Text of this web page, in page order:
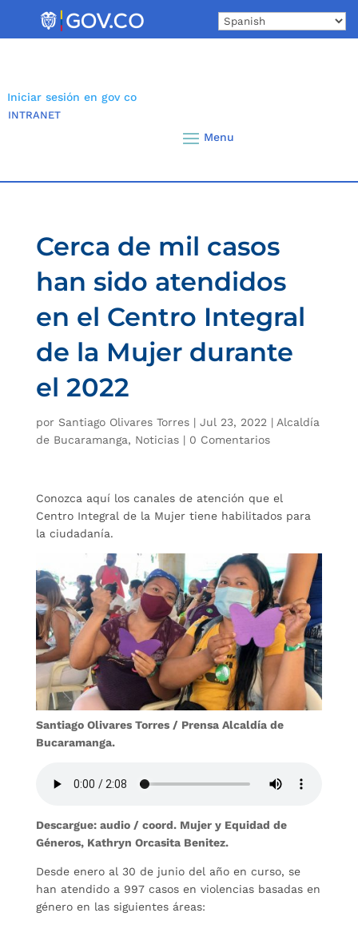
Iniciar sesión en gov co
INTRANET
Cerca de mil casos
han sido atendidos
en el Centro Integral
de la Mujer durante
el 2022
por Santiago Olivares Torres| Jul 23, 2022 | Alcaldía
de Bucaramanga, Noticias| 0 Comentarios
Conozca aquí los canales de atención que el
Centro Integral de la Mujer tiene habilitados para
la ciudadanía.
Santiago Olivares Torres / Prensa Alcaldía de
Bucaramanga.
Descargue: audio / coord. Mujer y Equidad de
Géneros, Kathryn Orcasita Benitez.
Desde enero al 30 de junio del año en curso, se
han atendido a 997 casos en violencias basadas en
género en las siguientes áreas: